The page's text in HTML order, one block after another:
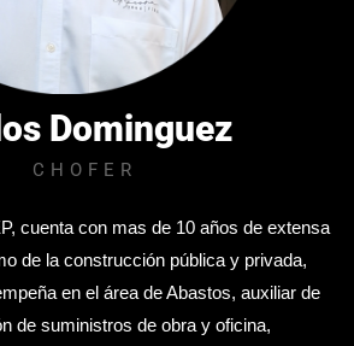
Dominguez
CHOFER
cuenta con mas de 10 años de extensa
de la construcción pública y privada,
en el área de Abastos, auxiliar de
de suministros de obra y oficina,